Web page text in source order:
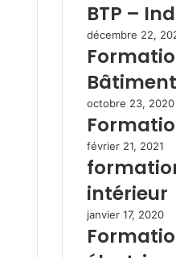
BTP –
décembre 22,
Bâtiment
octobre 23, 2020
février 21, 2021
intérieur
janvier 17, 2020